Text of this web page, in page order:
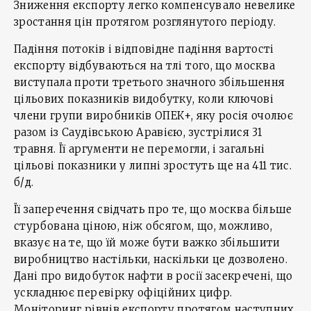
Зниження експорту легко компенсувало невелике
зростання цін протягом розглянутого періоду.
Падіння потоків і відповідне падіння вартості
експорту відбуваються на тлі того, що москва
виступала проти третього значного збільшення
цільових показників видобутку, коли ключові
члени групи виробників ОПЕК+, яку росія очолює
разом із Саудівською Аравією, зустрілися 31
травня. Її аргументи не перемогли, і загальні
цільові показники у липні зростуть ще на 411 тис.
б/д.
Її заперечення свідчать про те, що москва більше
стурбована ціною, ніж обсягом, що, можливо,
вказує на те, що їй може бути важко збільшити
виробництво настільки, наскільки це дозволено.
Дані про видобуток нафти в росії засекречені, що
ускладнює перевірку офіційних цифр.